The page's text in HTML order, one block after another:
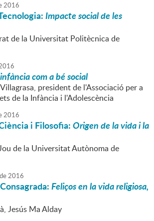
2016
Impacte social de les
de la Universitat Politècnica de
com a bé social
president de l'Associació per a
de la Infància i l'Adolescència
2016
i Filosofia:Origen de la vida i la
de la Universitat Autònoma de
de2016
Feliços en la vida religiosa,
Jesús Ma Alday